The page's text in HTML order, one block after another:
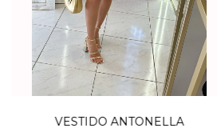
VESTIDO ANTONELLA